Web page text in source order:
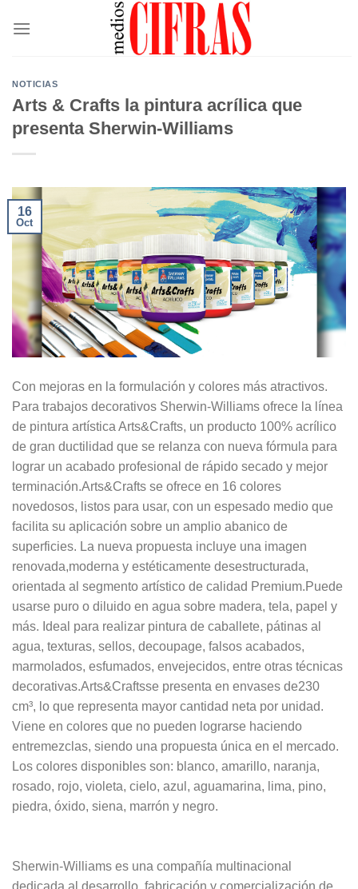
NOTICIAS
Arts & Crafts la pintura acrílica que
presenta Sherwin-Williams
16
Oct
Con mejoras en la formulación y colores más atractivos.
Para trabajos decorativos Sherwin-Williams ofrece la línea
de pintura artística Arts&Crafts, un producto 100% acrílico
de gran ductilidad que se relanza con nueva fórmula para
lograr un acabado profesional de rápido secado y mejor
terminación.Arts&Crafts se ofrece en 16 colores
novedosos, listos para usar, con un espesado medio que
facilita su aplicación sobre un amplio abanico de
superficies. La nueva propuesta incluye una imagen
renovada,moderna y estéticamente desestructurada,
orientada al segmento artístico de calidad Premium.Puede
usarse puro o diluido en agua sobre madera, tela, papel y
más. Ideal para realizar pintura de caballete, pátinas al
agua, texturas, sellos, decoupage, falsos acabados,
marmolados, esfumados, envejecidos, entre otras técnicas
decorativas.Arts&Craftsse presenta en envases de230
cm³, lo que representa mayor cantidad neta por unidad.
Viene en colores que no pueden lograrse haciendo
entremezclas, siendo una propuesta única en el mercado.
Los colores disponibles son: blanco, amarillo, naranja,
rosado, rojo, violeta, cielo, azul, aguamarina, lima, pino,
piedra, óxido, siena, marrón y negro.
Sherwin-Williams es una compañía multinacional